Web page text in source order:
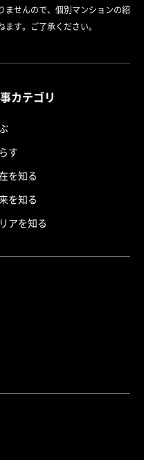
ませんので、個別マンションの紹
す。ご了承ください。
カテゴリ
す
を知る
を知る
アを知る